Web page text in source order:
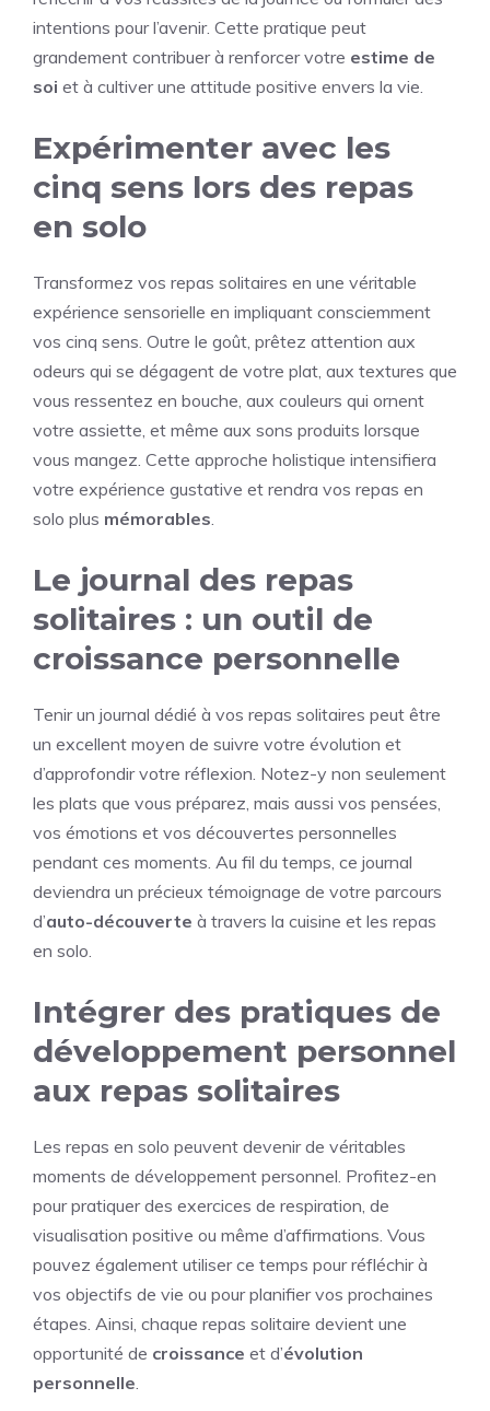
intentions pour l’avenir. Cette pratique peut
grandement contribuer à renforcer votre estime de
soi et à cultiver une attitude positive envers la vie.
Expérimenter avec les
cinq sens lors des repas
en solo
Transformez vos repas solitaires en une véritable
expérience sensorielle en impliquant consciemment
vos cinq sens. Outre le goût, prêtez attention aux
odeurs qui se dégagent de votre plat, aux textures que
vous ressentez en bouche, aux couleurs qui ornent
votre assiette, et même aux sons produits lorsque
vous mangez. Cette approche holistique intensifiera
votre expérience gustative et rendra vos repas en
solo plus mémorables.
Le journal des repas
solitaires : un outil de
croissance personnelle
Tenir un journal dédié à vos repas solitaires peut être
un excellent moyen de suivre votre évolution et
d’approfondir votre réflexion. Notez-y non seulement
les plats que vous préparez, mais aussi vos pensées,
vos émotions et vos découvertes personnelles
pendant ces moments. Au fil du temps, ce journal
deviendra un précieux témoignage de votre parcours
d’auto-découverte à travers la cuisine et les repas
en solo.
Intégrer des pratiques de
développement personnel
aux repas solitaires
Les repas en solo peuvent devenir de véritables
moments de développement personnel. Profitez-en
pour pratiquer des exercices de respiration, de
visualisation positive ou même d’affirmations. Vous
pouvez également utiliser ce temps pour réfléchir à
vos objectifs de vie ou pour planifier vos prochaines
étapes. Ainsi, chaque repas solitaire devient une
opportunité de croissance et d’évolution
personnelle.